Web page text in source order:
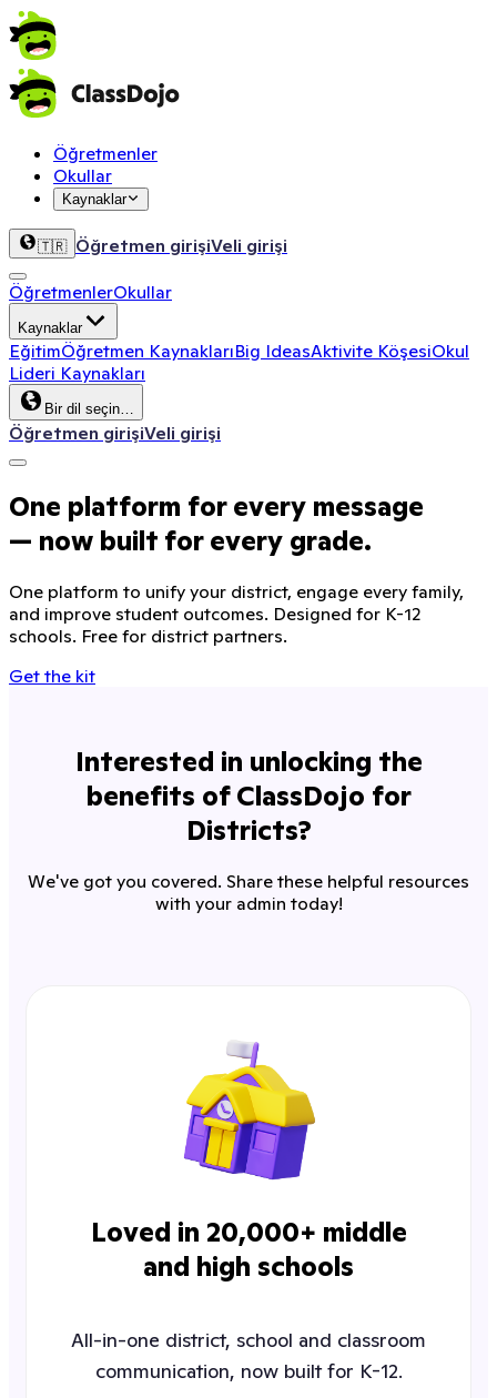
Öğretmenler
Okullar
Kaynaklar
🇹🇷 Öğretmen girişiVeli girişi
ÖğretmenlerOkullar
Kaynaklar
EğitimÖğretmen KaynaklarıBig IdeasAktivite KöşesiOkul
Lideri Kaynakları
Bir dil seçin…
Öğretmen girişiVeli girişi
One platform for every message
— now built for every grade.
One platform to unify your district, engage every family,
and improve student outcomes. Designed for K-12
schools. Free for district partners.
Get the kit
Interested in unlocking the
benefits of ClassDojo for
Districts?
We've got you covered. Share these helpful resources
with your admin today!
Loved in 20,000+ middle
and high schools
All-in-one district, school and classroom
communication, now built for K-12.